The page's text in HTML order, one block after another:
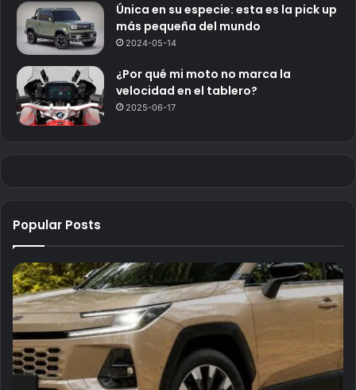
Única en su especie: esta es la pick up
más pequeña del mundo
2024-05-14
¿Por qué mi moto no marca la
velocidad en el tablero?
2025-06-17
Popular Posts